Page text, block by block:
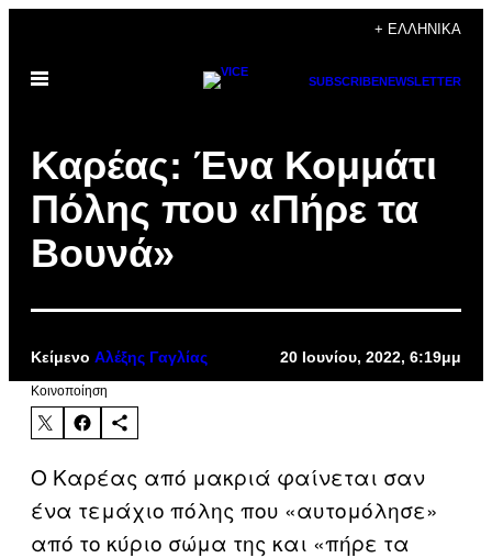
περιεχόμενο
+ ΕΛΛΗΝΙΚΆ
Ανοίξτε
SUBSCRIBENEWSLETTER
Καρέας: Ένα Κομμάτι
Πόλης που «Πήρε τα
Βουνά»
Κείμενο Αλέξης Γαγλίας 20 Ιουνίου, 2022, 6:19μμ
Kοινοποίηση
Ο Καρέας από μακριά φαίνεται σαν
ένα τεμάχιο πόλης που «αυτομόλησε»
από το κύριο σώμα της και «πήρε τα